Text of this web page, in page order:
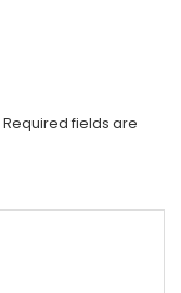
Required fields are